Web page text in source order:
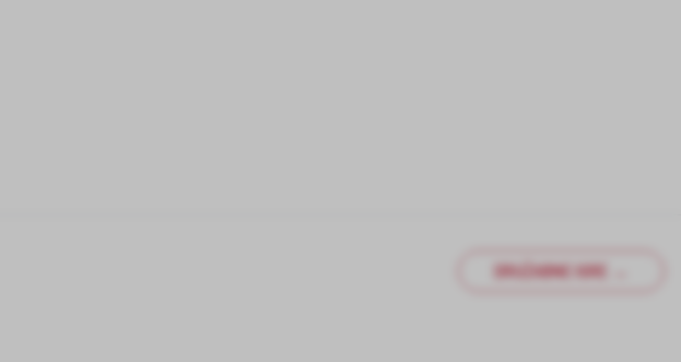
DRUŽABNE IGRE →